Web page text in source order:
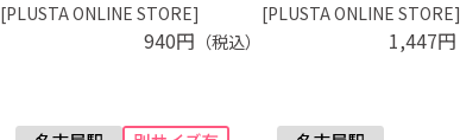
[PLUSTA ONLINE STORE]
940円 （税込）
[PLUSTA ONLINE STORE]
1,447円